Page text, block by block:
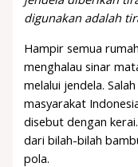
digunakan adalah
Hampir semua
menghalau sinar
melalui jendela.
masyarakat
disebut dengan
dari bilah-bilah
pola.